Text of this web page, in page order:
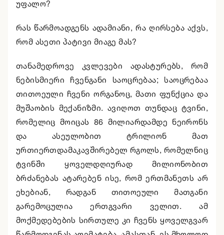
უფალო?
რას წარმოადგენს ადამიანი, რა ღირსება აქვს,
რომ ასეთი პატივი მიაგე მას?
თანამედროვე კვლევები ადასტურებს, რომ
ნებისმიერი ჩვენგანი საოცრებაა; საოცრებაა
თითოეული ჩვენი ორგანოც, მათი ფუნქცია და
მუშაობის მექანიზმი. ავიღოთ თუნდაც ტვინი,
რომელიც მოიცას 86 მილიარდამდე ნეირონს
და ასეულობით ტრილიონ მათ
ურთიერთდამაკავშირებელ რგოლს, რომელნიც
ტვინში ყოველდღიურად მილიონობით
ბრძანებას ატარებენ ისე, რომ ერთმანეთს არ
ეხებიან, რადგან თითოეული მათგანი
გარემოცულია ერთგვარი ველით. ამ
მოქმედებების სირთულე კი ჩვენს ყოველგვარ